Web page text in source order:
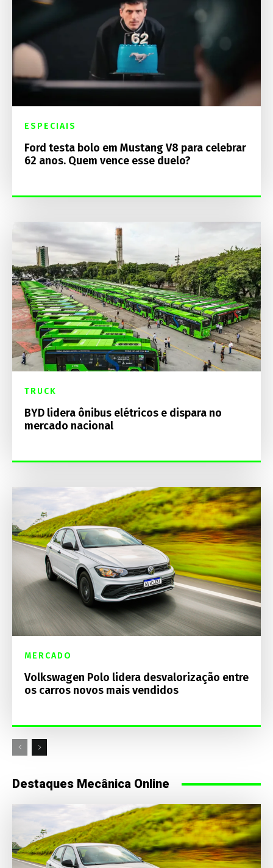
ESPECIAIS
Ford testa bolo em Mustang V8 para celebrar
62 anos. Quem vence esse duelo?
TRUCK
BYD lidera ônibus elétricos e dispara no
mercado nacional
MERCADO
Volkswagen Polo lidera desvalorização entre
os carros novos mais vendidos
Destaques Mecânica Online